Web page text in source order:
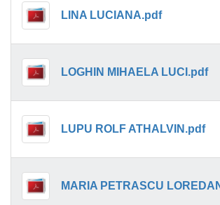
LINA LUCIANA.pdf
LOGHIN MIHAELA LUCI.pdf
LUPU ROLF ATHALVIN.pdf
MARIA PETRASCU